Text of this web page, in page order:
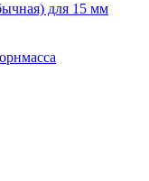
для 15 мм